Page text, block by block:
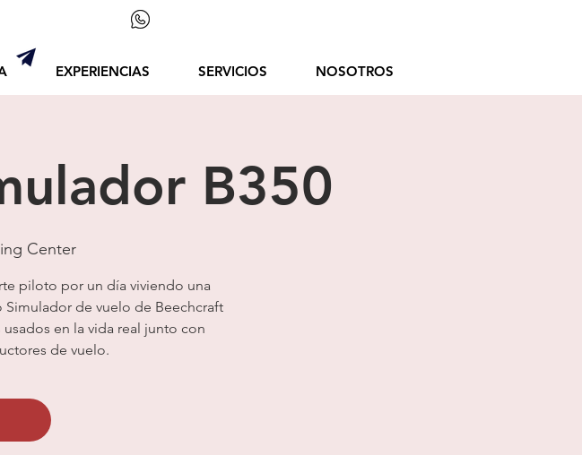
EXPERIENCIAS SERVICIOS NOSOTROS
B350
Center
piloto por un día viviendo una
de vuelo de Beechcraft
en la vida real junto con
de vuelo.